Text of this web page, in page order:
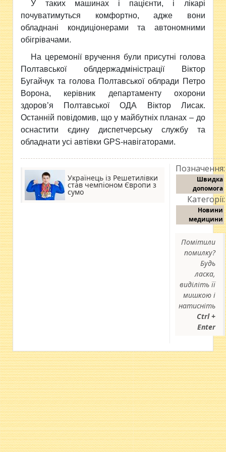
У таких машинах і пацієнти, і лікарі
почуватимуться комфортно, адже вони
обладнані кондиціонерами та автономними
обігрівачами.
На церемонії вручення були присутні голова
Полтавської облдержадміністрації Віктор
Бугайчук та голова Полтавської облради Петро
Ворона, керівник департаменту охорони
здоров’я Полтавської ОДА Віктор Лисак.
Останній повідомив, що у майбутніх планах – до
оснастити єдину диспетчерську службу та
обладнати усі автівки GPS-навігаторами.
Українець із Решетилівки
став чемпіоном Європи з
сумо
Позначення:
Швидка
допомога
Категорії:
Новини
медицини
Помітили
помилку?
Будь
ласка,
виділіть її
мишкою і
натисніть
Ctrl +
Enter